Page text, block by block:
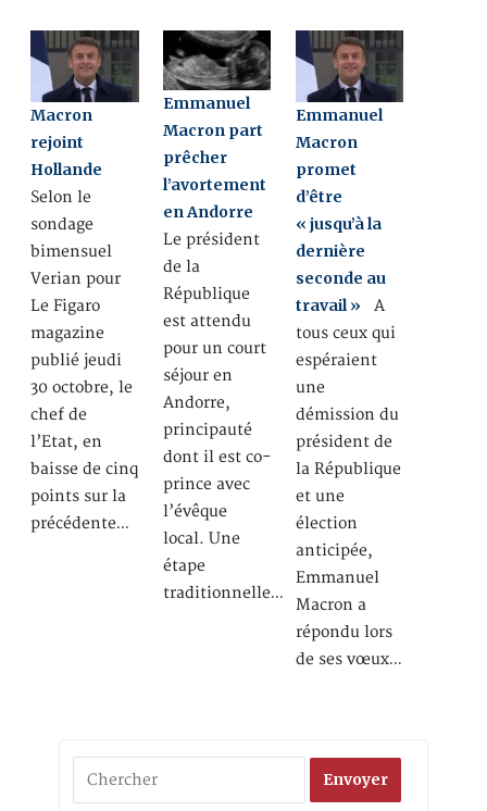
Macron
rejoint
Hollande
Selon le
sondage
bimensuel
Verian pour
Le Figaro
magazine
publié jeudi
30 octobre, le
chef de
l’Etat, en
baisse de cinq
points sur la
précédente…
Emmanuel
Macron part
prêcher
l’avortement
en Andorre
Le président
de la
République
est attendu
pour un court
séjour en
Andorre,
principauté
dont il est co-
prince avec
l’évêque
local. Une
étape
traditionnelle…
Emmanuel
Macron
promet
d’être
« jusqu’à la
dernière
seconde au
travail » A
tous ceux qui
espéraient
une
démission du
président de
la République
et une
élection
anticipée,
Emmanuel
Macron a
répondu lors
de ses vœux…